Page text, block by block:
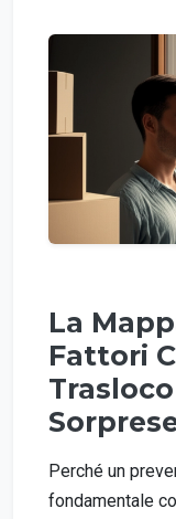
La
Fattori
Perché un
fondamentale